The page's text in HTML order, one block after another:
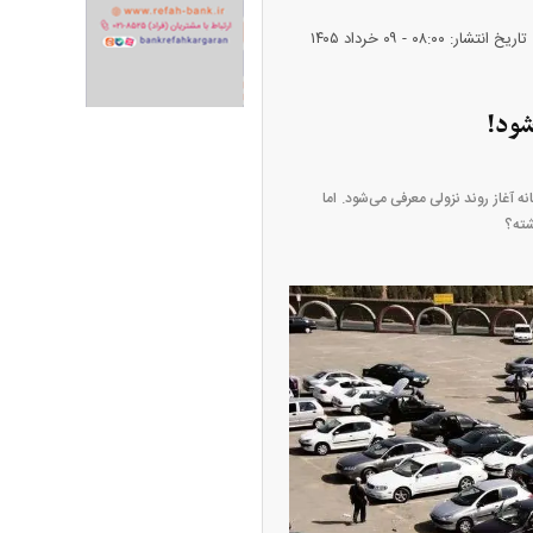
تاریخ انتشار: ۰۸:۰۰ - ۰۹ خرداد ۱۴۰۵
آغاز روند نزولی معرفی می‌شود. اما
خودرو + جدول
نژاد؛ از افت شدید
با عزل و نصب‌ها